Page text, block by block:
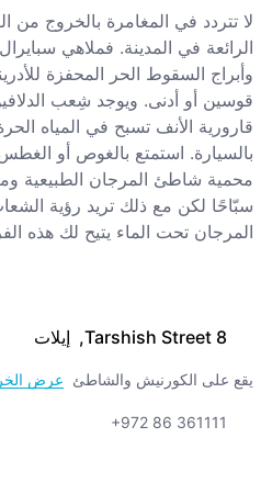
8 Tarshish Street, إيلات
يقع على الكورنيش والشاطئ عرض
+972 86 361111
لا تتردد في المغامرة بالخروج
الرائعة في المدينة. فملاهي
وأبراج السقوط الحر المحفزة
قوسين أو أدنى. ويوجد شِعب
قارورية الأنف تسبح في المياه
بالسيارة. استمتع بالغوص أو
محمية شاطئ المرجان الطبيعية
سبّاحًا لكن مع ذلك تريد رؤية
المرجان تحت الماء يتيح لك هذه